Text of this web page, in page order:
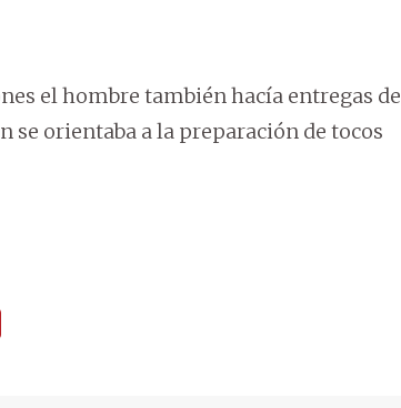
el hombre también hacía entregas de
orientaba a la preparación de tocos